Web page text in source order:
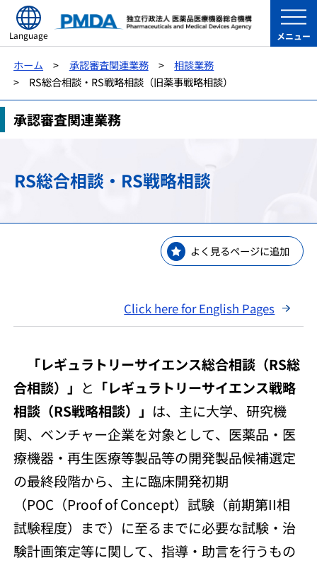
Language メニュー
ホーム 承認審査関連業務
相談業務
RS総合相談・RS戦略相談（旧薬事戦略相談）
承認審査関連業務
RS総合相談・RS戦略相談
よく見るページに追加
Click here for English Pages
「レギュラトリーサイエンス総合相談（RS総
合相談）」 と 「レギュラトリーサイエンス戦略
相談（RS戦略相談）」 は、主に大学、研究機
関、ベンチャー企業を対象として、医薬品・医
療機器・再生医療等製品等の開発製品候補選定
の最終段階から、主に臨床開発初期
（POC（Proof of Concept）試験（前期第II相
試験程度）まで）に至るまでに必要な試験・治
験計画策定等に関して、指導・助言を行うもの